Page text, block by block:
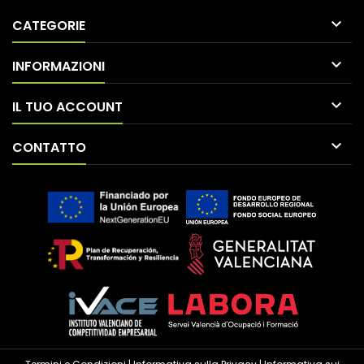
CATEGORIE 
INFORMAZIONI 
IL TUO ACCOUNT 
CONTATTO 